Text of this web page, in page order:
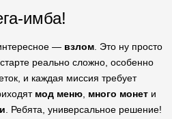
имба!
— взлом . Это ну просто
реально сложно, особенно
и каждая миссия требует
мод меню много монет и
. Ребята, универсальное решение!